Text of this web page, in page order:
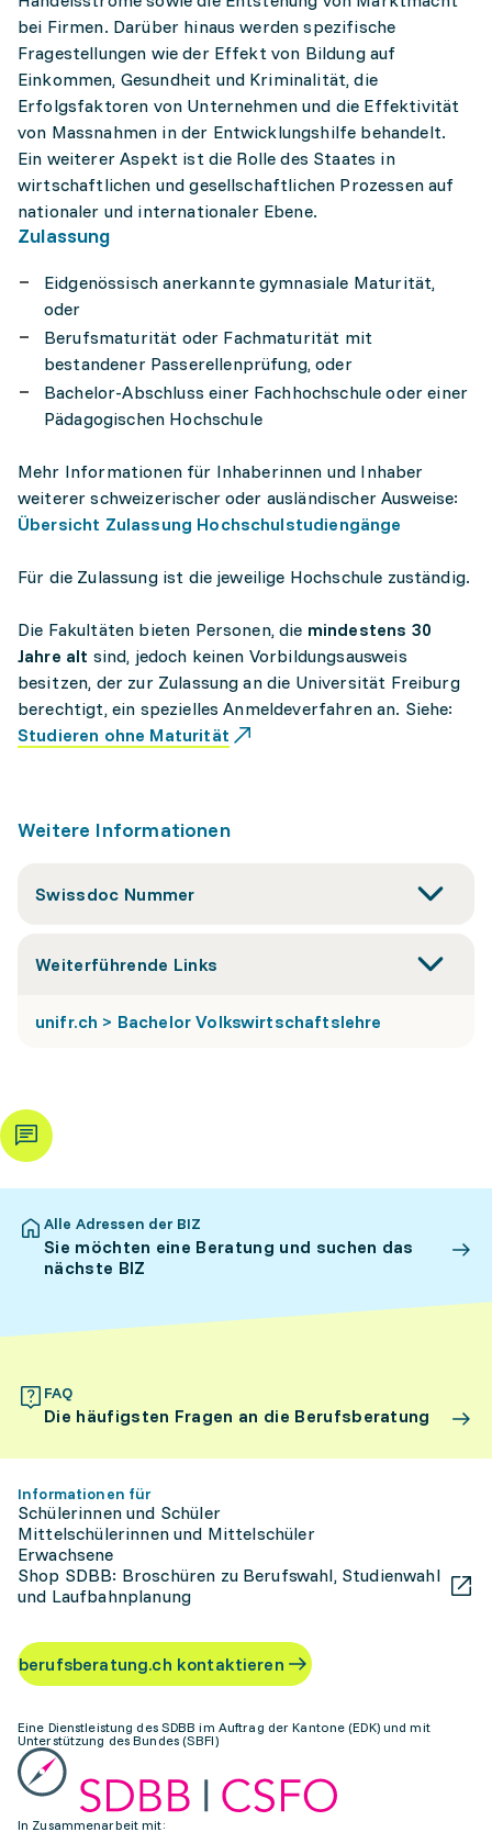
bei Firmen. Darüber hinaus werden spezifische
Fragestellungen wie der Effekt von Bildung auf
Einkommen, Gesundheit und Kriminalität, die
Erfolgsfaktoren von Unternehmen und die Effektivität
von Massnahmen in der Entwicklungshilfe behandelt.
Ein weiterer Aspekt ist die Rolle des Staates in
wirtschaftlichen und gesellschaftlichen Prozessen auf
nationaler und internationaler Ebene.
Zulassung
Eidgenössisch anerkannte gymnasiale Maturität,
oder
Berufsmaturität oder Fachmaturität mit
bestandener Passerellenprüfung, oder
Bachelor-Abschluss einer Fachhochschule oder einer
Pädagogischen Hochschule
Mehr Informationen für Inhaberinnen und Inhaber
weiterer schweizerischer oder ausländischer Ausweise:
Übersicht Zulassung Hochschulstudiengänge
Für die Zulassung ist die jeweilige Hochschule zuständig.
Die Fakultäten bieten Personen, die mindestens 30
Jahre alt sind, jedoch keinen Vorbildungsausweis
besitzen, der zur Zulassung an die Universität Freiburg
berechtigt, ein spezielles Anmeldeverfahren an. Siehe:
Studieren ohne Maturität
Weitere Informationen
Swissdoc Nummer
Weiterführende Links
unifr.ch > Bachelor Volkswirtschaftslehre
Alle Adressen der BIZ
Sie möchten eine Beratung und suchen das
nächste BIZ
FAQ
Die häufigsten Fragen an die Berufsberatung
Informationen für
Schülerinnen und Schüler
Mittelschülerinnen und Mittelschüler
Erwachsene
Shop SDBB: Broschüren zu Berufswahl, Studienwahl
und Laufbahnplanung
berufsberatung.ch kontaktieren
Eine Dienstleistung des SDBB im Auftrag der Kantone (EDK) und mit
Unterstützung des Bundes (SBFI)
In Zusammenarbeit mit: